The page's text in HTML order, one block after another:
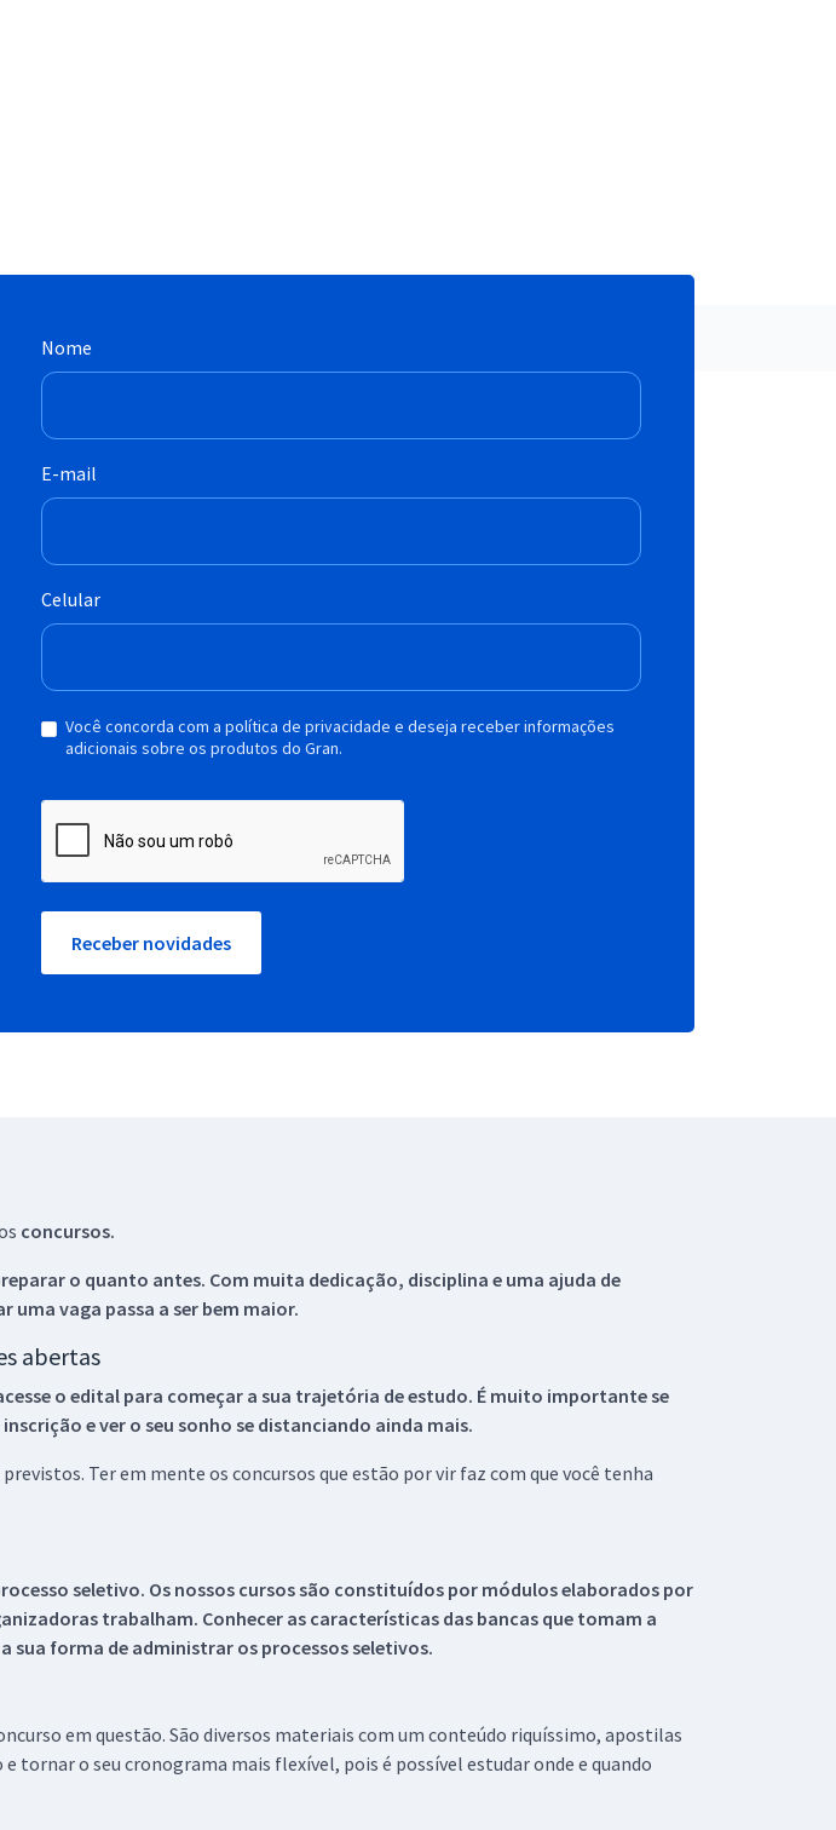
Nome
E-mail
Celular
Você concorda com a política de privacidade e deseja receber informações
adicionais sobre os produtos do Gran.
Receber novidades
concursos.
o quanto antes. Com muita dedicação, disciplina e uma ajuda de
uma vaga passa a ser bem maior.
abertas
o edital para começar a sua trajetória de estudo. É muito importante se
e ver o seu sonho se distanciando ainda mais.
Ter em mente os concursos que estão por vir faz com que você tenha
seletivo. Os nossos cursos são constituídos por módulos elaborados por
trabalham. Conhecer as características das bancas que tomam a
forma de administrar os processos seletivos.
em questão. São diversos materiais com um conteúdo riquíssimo, apostilas
tornar o seu cronograma mais flexível, pois é possível estudar onde e quando